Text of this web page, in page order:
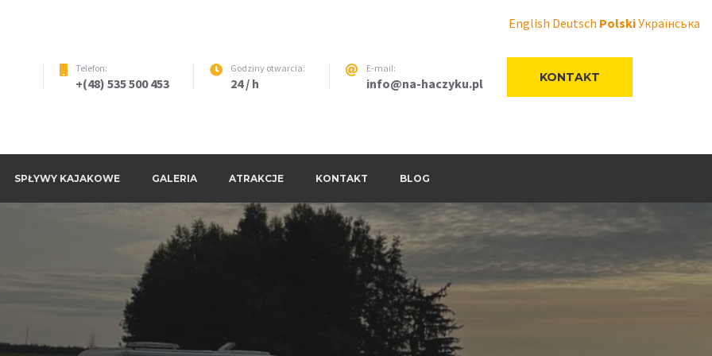
Telefon:
+(48) 535 500 453
Godziny otwarcia:
24 / h
E-mail:
info@na-haczyku.pl KONTAKT
SPŁYWY KAJAKOWE GALERIA ATRAKCJE KONTAKT BLOG
English Deutsch PolskiУкраїнська